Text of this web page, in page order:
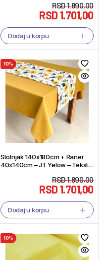
RSD1.890,00
RSD1.701,00
Dodaj u korpu
10%
Stolnjak 140x180cm + Raner
40x140cm – JT Yelow – Tekstil
RSD1.890,00
RSD1.701,00
Dodaj u korpu
10%